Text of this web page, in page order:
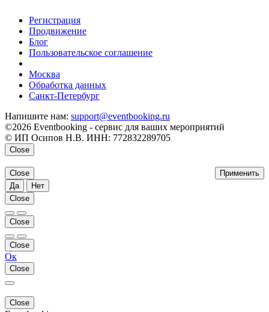
Регистрация
Продвижение
Блог
Пользовательское соглашение
Москва
Обработка данных
Санкт-Петербург
Напишите нам: support@eventbooking.ru
©2026 Eventbooking - сервис для ваших мероприятий
© ИП Осипов Н.В. ИНН: 772832289705
Close
Применить
Close
Да
Нет
Close
Close
Close
Ок
Close
Close